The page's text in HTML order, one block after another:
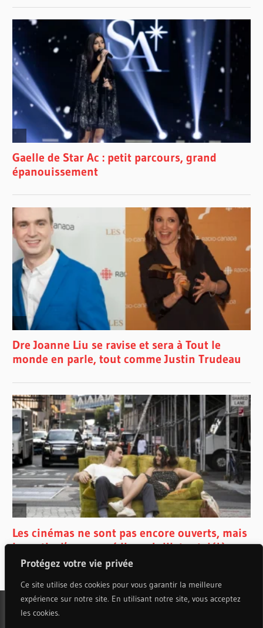
Protégez votre vie privée
Ce site utilise des cookies pour vous garantir la meilleure
expérience sur notre site. En utilisant notre site, vous acceptez
les cookies.